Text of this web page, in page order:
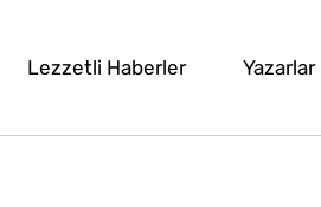
Lezzetli Haberler Yazarlar